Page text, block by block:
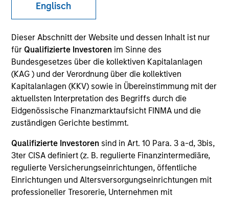
Englisch
Dieser Abschnitt der Website und dessen Inhalt ist nur
für Qualifizierte Investoren im Sinne des
Bundesgesetzes über die kollektiven Kapitalanlagen
(KAG ) und der Verordnung über die kollektiven
Kapitalanlagen (KKV) sowie in Übereinstimmung mit der
aktuellsten Interpretation des Begriffs durch die
Eidgenössische Finanzmarktaufsicht FINMA und die
zuständigen Gerichte bestimmt.
Qualifizierte Investoren sind in Art. 10 Para. 3 a-d, 3bis,
3ter CISA definiert (z. B. regulierte Finanzintermediäre,
regulierte Versicherungseinrichtungen, öffentliche
Einrichtungen und Altersversorgungseinrichtungen mit
professioneller Tresorerie, Unternehmen mit
Mar 1988
Transaction Type
Follow-On
Realization Date
Jan 1991
Investment Team
Morgan Stanley Expansion Capital